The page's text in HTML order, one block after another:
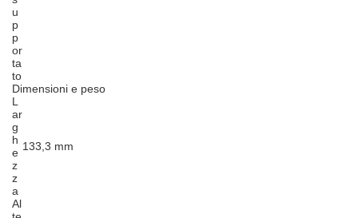
u
p
p
or
ta
to
Dimensioni e peso
L
ar
g
h
e
z
z
a
133,3 mm
Al